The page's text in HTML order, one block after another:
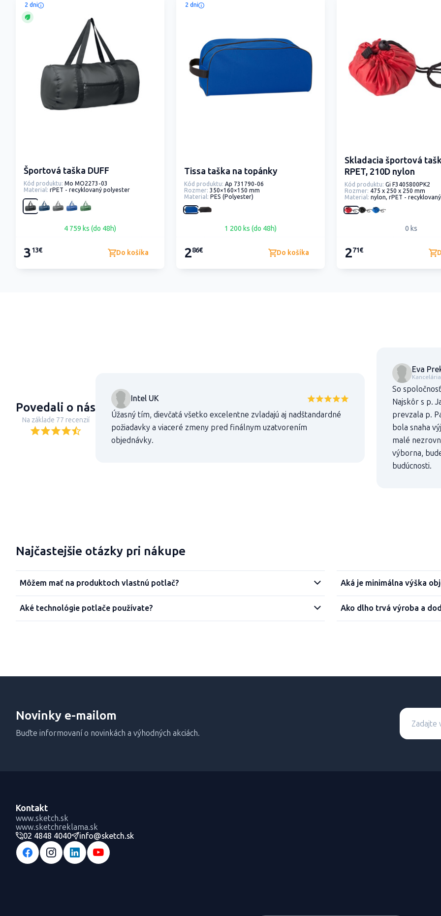
2 dni
Športová taška DUFF
Kód produktu: Mo MO2273-03
Material: rPET - recyklovaný polyester
4 759 ks (do 48h)
313€ Do košíka
2 dni
Tissa taška na topánky
Kód produktu: Ap 731790-06
Rozmer: 350×160×150 mm
Material: PES (Polyester)
1 200 ks (do 48h)
286€ Do košíka
Skladacia športová
RPET, 210D nylon
Kód produktu: Gi F3405800PK2
Rozmer: 475 x 250 x 250 mm
Material: nylon, rPET -
0 ks
271€
Povedali o nás
Na základe 77 recenzií
Intel UK
Úžasný tím, dievčatá všetko excelentne zvladajú aj nadštandardné
požiadavky a viaceré zmeny pred finálnym uzatvorením
objednávky.
Eva
So
Najskôr s p.
prevzala p.
bola snaha
malé
výborna,
budúcnosti.
Najčastejšie otázky pri nákupe
Môžem mať na produktoch vlastnú potlač?
Aké technológie potlače používate?
Aká je minimálna výška
Ako dlho trvá výroba a
Novinky e-mailom
Buďte informovaní o novinkách a výhodných akciách.
Kontakt
www.sketch.sk
www.sketchreklama.sk
02 4848 4040
info@sketch.sk